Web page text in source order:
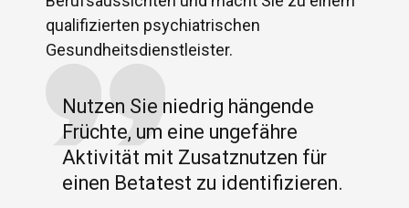
qualifizierten psychiatrischen
Gesundheitsdienstleister.
Nutzen Sie niedrig hängende
Früchte, um eine ungefähre
Aktivität mit Zusatznutzen für
einen Betatest zu identifizieren.